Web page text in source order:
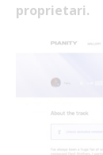
proprietari.